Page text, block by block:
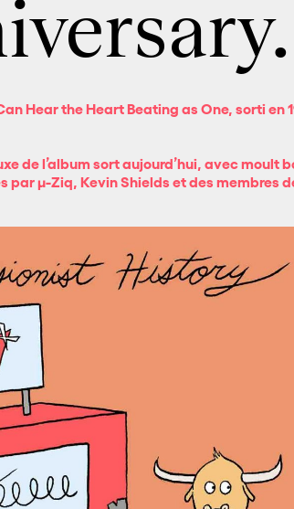
Hear the Heart Beating as One, sorti en
de l’album sort aujourd’hui, avec moult
par µ-Ziq, Kevin Shields et des membres